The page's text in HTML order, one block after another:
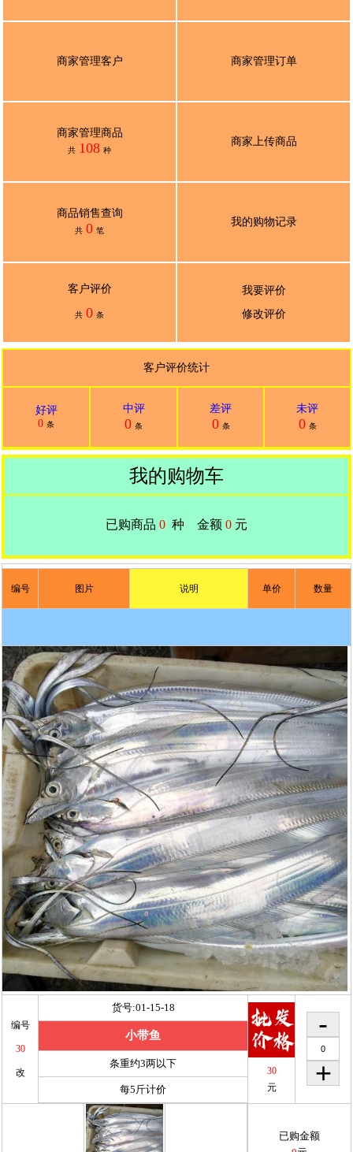
商家管理客户 商家管理订单
商家管理商品
共 108 种
商家上传商品
商品销售查询
共 0 笔
我的购物记录
客户评价
共 0 条
我要评价
修改评价
客户评价统计
好评
0 条
中评
0 条
差评
0 条
未评
0 条
我的购物车
已购商品 0 种 金额 0 元
编号 图片 说明 单价 数量
编号
30
改
货号:01-15-18
小带鱼
条重约3两以下
每5斤计价
30
元
已购金额